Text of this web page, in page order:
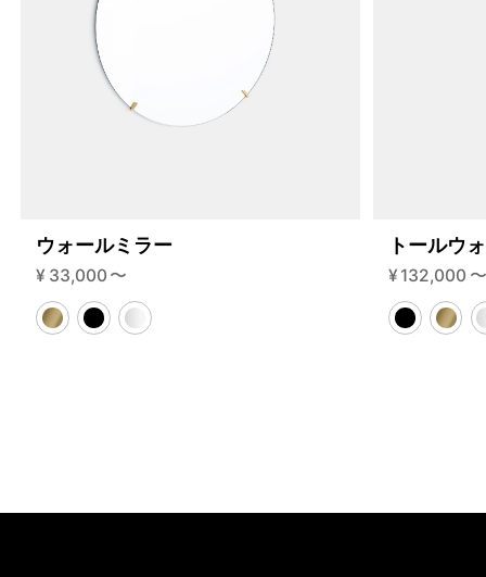
ウォールミラー
¥ 33,000 〜
トールウ
¥ 132,000 〜